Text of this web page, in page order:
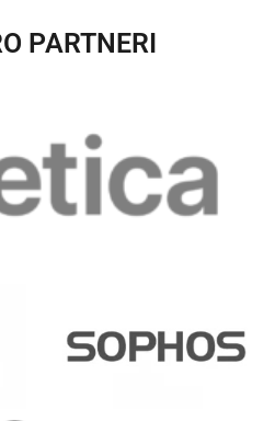
PARTNERI​